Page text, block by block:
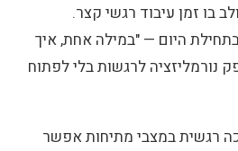
בו זמן עיבוד רגשי קצר.
היום — "במילה אחת, איך
נורמליזציה לרגשות בלי לפתוח
רגשית במצבי מתיחות אפשר